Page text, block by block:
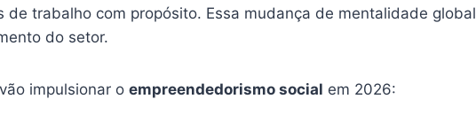
de trabalho com propósito. Essa mudança de mentalidade global
do setor.
impulsionar o empreendedorismo social em 2026: